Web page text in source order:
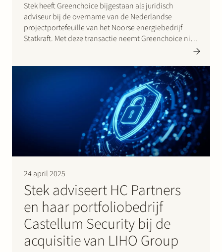
Stek heeft Greenchoice bijgestaan als juridisch
adviseur bij de overname van de Nederlandse
projectportefeuille van het Noorse energiebedrijf
Statkraft. Met deze transactie neemt Greenchoice niet
ervaren team van medewerkers. De deal omvat: 120
MWp aan zonne-energie-installaties…
24 april 2025
Stek adviseert HC Partners
en haar portfoliobedrijf
Castellum Security bij de
acquisitie van LIHO Group